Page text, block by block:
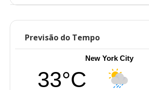
Previsão do Tempo
New York City
33°C